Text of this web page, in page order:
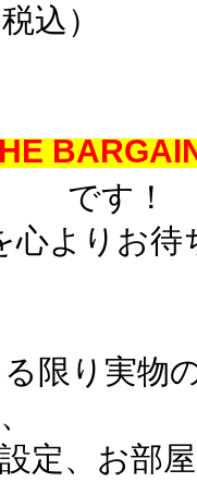
込）
です！
心よりお
限り実物
定、お部